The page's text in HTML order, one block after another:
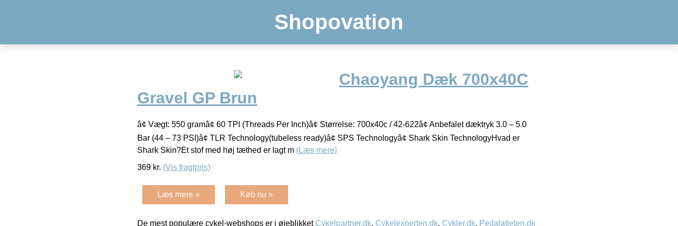
Shopovation
Chaoyang Dæk 700x40C
Gravel GP Brun
â¢ Vægt: 550 gramâ¢ 60 TPI (Threads Per Inch)â¢ Størrelse: 700x40c / 42-622â¢ Anbefalet dæktryk 3.0 – 5.0
Bar (44 – 73 PSI)â¢ TLR Technology(tubeless ready)â¢ SPS Technologyâ¢ Shark Skin TechnologyHvad er
Shark Skin?Et stof med høj tæthed er lagt m (Læs mere)
369 kr. (Vis fragtpris)
Læs mere » Køb nu »
De mest populære cykel-webshops er i øjeblikket Cykelpartner.dk, Cykelexperten.dk, Cykler.dk, Pedalatleten.dk